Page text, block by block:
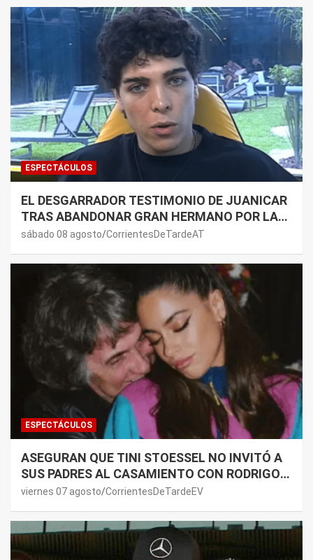
ESPECTÁCULOS
EL DESGARRADOR TESTIMONIO DE JUANICAR
TRAS ABANDONAR GRAN HERMANO POR LA
SALUD DE SU MAMÁ.
sábado 08 agosto CorrientesDeTardeAT
ESPECTÁCULOS
ASEGURAN QUE TINI STOESSEL NO INVITÓ A
SUS PADRES AL CASAMIENTO CON RODRIGO
DE PAUL: LOS MOTIVOS
viernes 07 agosto CorrientesDeTardeEV